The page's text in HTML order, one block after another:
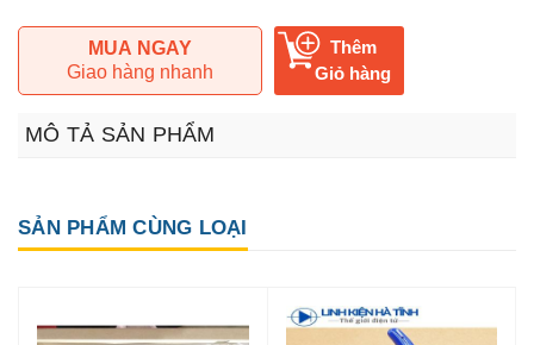
MUA NGAY
Giao hàng nhanh
Thêm
Giỏ hàng
MÔ TẢ SẢN PHẨM
SẢN PHẨM CÙNG LOẠI